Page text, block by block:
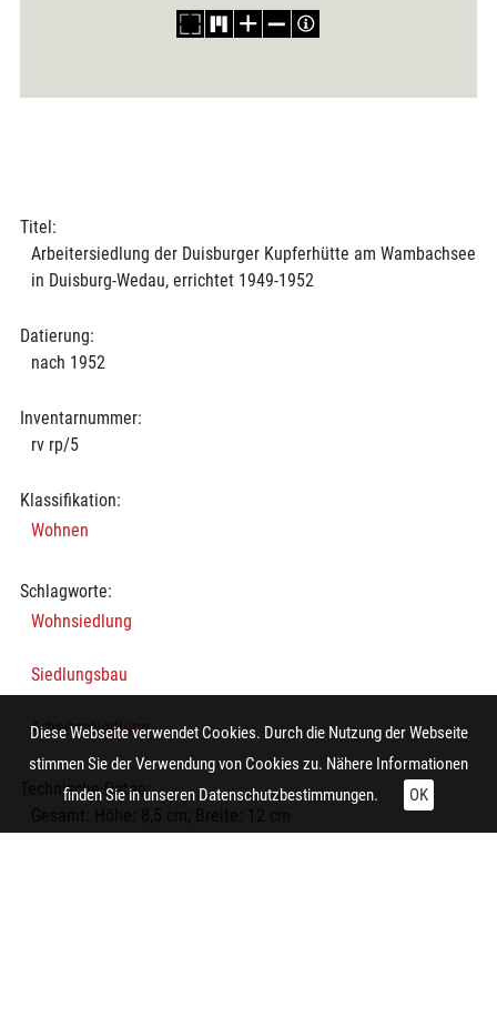
Titel:
Arbeitersiedlung der Duisburger Kupferhütte am Wambachsee
in Duisburg-Wedau, errichtet 1949-1952
Datierung:
nach 1952
Inventarnummer:
rv rp/5
Klassifikation:
Wohnen
Schlagworte:
Wohnsiedlung
Siedlungsbau
Arbeitersiedlung
Technische Daten:
Diese Webseite verwendet Cookies. Durch die Nutzung der Webseite
stimmen Sie der Verwendung von Cookies zu. Nähere Informationen
finden Sie in unseren Datenschutzbestimmungen. OK